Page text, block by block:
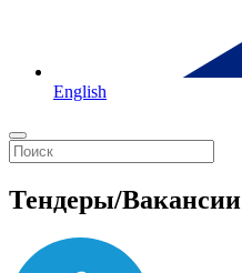
English
Тендеры/Вакансии